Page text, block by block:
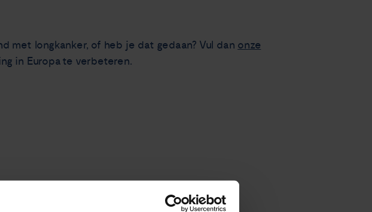
met longkanker, of heb je dat gedaan? Vul dan onze
in Europa te verbeteren.